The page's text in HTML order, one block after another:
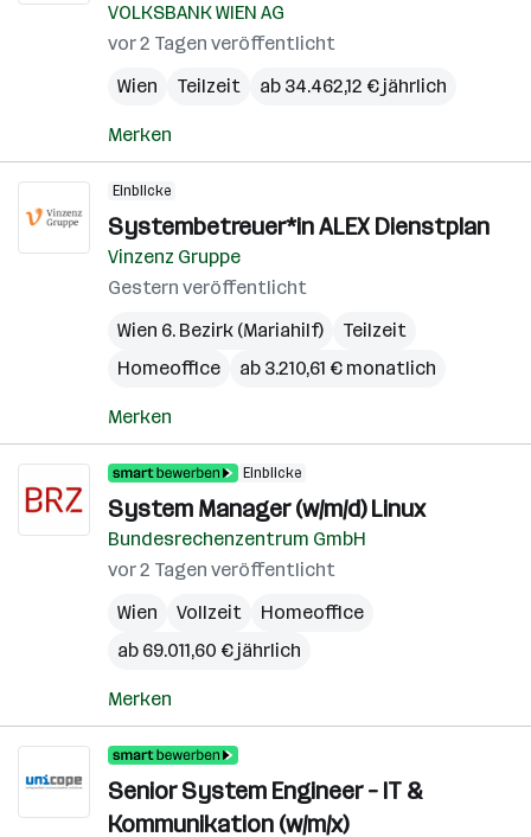
VOLKSBANK WIEN AG
vor 2 Tagen veröffentlicht
Wien
Teilzeit ab 34.462,12 € jährlich
Merken
Einblicke
Systembetreuer*in ALEX Dienstplan
Vinzenz Gruppe
Gestern veröffentlicht
Wien 6. Bezirk (Mariahilf)
Teilzeit
Homeoffice
ab 3.210,61 € monatlich
Merken
Einblicke
System Manager (w/m/d) Linux
Bundesrechenzentrum GmbH
vor 2 Tagen veröffentlicht
Wien
Vollzeit
Homeoffice
ab 69.011,60 € jährlich
Merken
Senior System Engineer – IT &
Kommunikation (w/m/x)